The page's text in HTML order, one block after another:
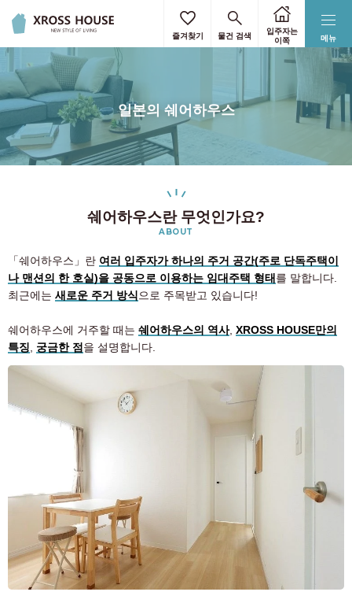
메뉴
즐겨찾기 물건 검색
입주자는
이쪽
일본의 쉐어하우스
쉐어하우스란 무엇인가요?
ABOUT
「쉐어하우스」란 여러 입주자가 하나의 주거 공간(주로 단독주택이
나 맨션의 한 호실)을 공동으로 이용하는 임대주택 형태 를 말합니다.
최근에는 새로운 주거 방식 으로 주목받고 있습니다!
쉐어하우스에 거주할 때는 쉐어하우스의 역사, XROSS HOUSE만의
특징
궁금한 점 을 설명합니다.